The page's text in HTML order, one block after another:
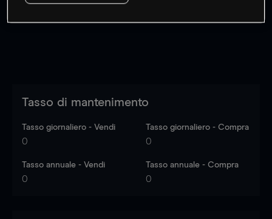
Tasso di mantenimento
Tasso giornaliero - Vendi
0
Tasso giornaliero - Compra
0
Tasso annuale - Vendi
0
Tasso annuale - Compra
0